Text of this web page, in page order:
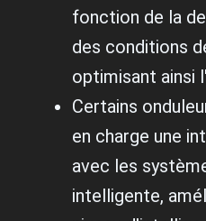
fonction de la
des conditions
optimisant ainsi
Certains
en charge une
avec les
intelligente,